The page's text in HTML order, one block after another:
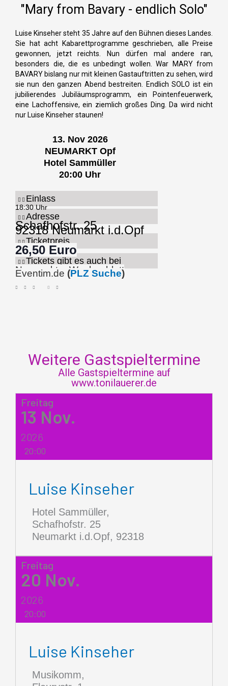
-
f
m
"Mary from Bavary - endlich Solo"
Luise Kinseher steht 35 Jahre auf den Bühnen dieses Landes.
Sie hat acht Kabarettprogramme geschrieben, alle Preise
gewonnen, jetzt reichts. Nun dürfen mal andere ran,
besonders die, die es unbedingt wollen. War MARY from
BAVARY bislang nur mit kleinen Gastauftritten zu sehen, wird
sie nun den ganzen Abend bestreiten. Endlich SOLO ist ein
jubilierendes Jubiläumsprogramm, ein Pointenfeuerwerk,
eine Lachoffensive, ein ziemlich großes Ding. Da wird nicht
nur Luise Kinseher staunen!
13. Nov 2026
NEUMARKT Opf
Hotel Sammüller
20:00 Uhr
Einlass
18:30 Uhr
Adresse
Schafhofstr. 25
92318 Neumarkt i.d.Opf
Ticketpreis
26,50 Euro
Tickets gibt es auch bei
Neumarkter Wochenblatt
Eventim.de (PLZ Suche)
Weitere Gastspieltermine
Alle Gastspieltermine auf
www.tonilauerer.de
Freitag
13 Nov.
2026
20:00
Luise Kinseher
Hotel Sammüller,
Schafhofstr. 25
Neumarkt i.d.Opf, 92318
Freitag
20 Nov.
2026
20:00
Luise Kinseher
Musikomm,